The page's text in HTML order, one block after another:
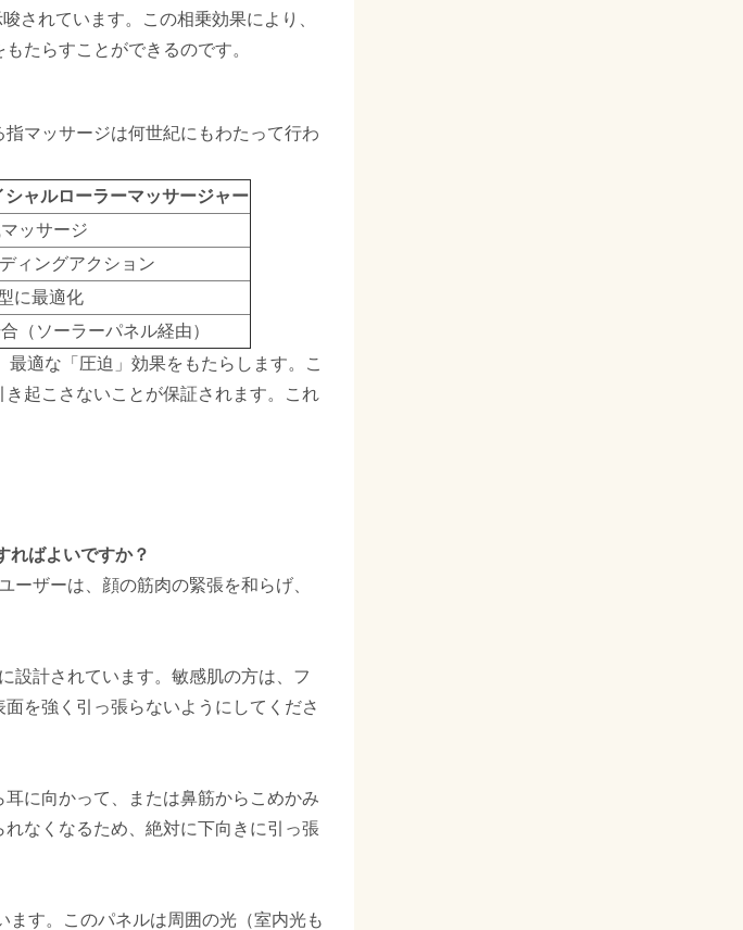
されています。この相乗効果により、
たらすことができるのです。
マッサージは何世紀にもわたって行わ
シャルローラーマッサージャー
ッサージ
ィングアクション
に最適化
（ソーラーパネル経由）
、最適な「圧迫」効果をもたらします。こ
起こさないことが保証されます。これ
ればよいですか？
ーザーは、顔の筋肉の緊張を和らげ、
設計されています。敏感肌の方は、フ
を強く引っ張らないようにしてくださ
に向かって、または鼻筋からこめかみ
なくなるため、絶対に下向きに引っ張
す。このパネルは周囲の光（室内光も